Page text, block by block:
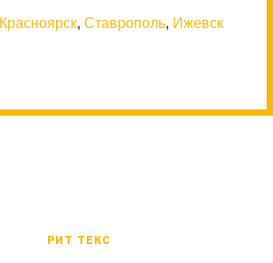
Красноярск, Ставрополь, Ижевск
РИТ ТЕКС